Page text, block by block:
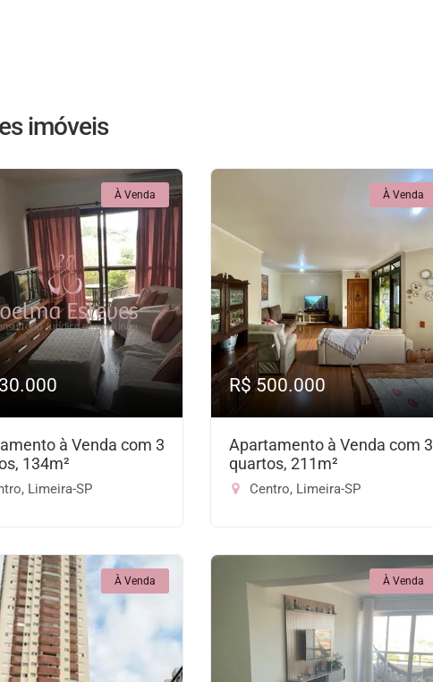
imóveis
À Venda
à Venda com 3
134m²
Limeira-SP
À Venda
R$ 500.000
Apartamento à Venda com 3
quartos, 211m²
Centro, Limeira-SP
À Venda À Venda